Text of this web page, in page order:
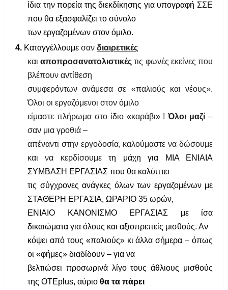
ίδια την πορεία της διεκδίκησης για υπογραφή ΣΣΕ
που θα εξασφαλίζει το σύνολο
των εργαζομένων στον όμιλο.
4. Καταγγέλλουμε σαν διαιρετικές
καιαποπροσανατολιστικές τις φωνές εκείνες που
βλέπουν αντίθεση
συμφερόντων ανάμεσα σε «παλιούς και νέους».
Όλοι οι εργαζόμενοι στον όμιλο
είμαστε πλήρωμα στο ίδιο «καράβι» !Όλοι μαζί –
σαν μια γροθιά –
απέναντι στην εργοδοσία, καλούμαστε να δώσουμε
και να κερδίσουμετη μάχη για ΜΙΑ ΕΝΙΑΙΑ
ΣΥΜΒΑΣΗ ΕΡΓΑΣΙΑΣ που θα καλύπτει
τις σύγχρονες ανάγκες όλων των εργαζομένων με
ΣΤΑΘΕΡΗ ΕΡΓΑΣΙΑ, ΩΡΑΡΙΟ 35 ωρών,
ΕΝΙΑΙΟ ΚΑΝΟΝΙΣΜΟ ΕΡΓΑΣΙΑΣ με ίσα
δικαιώματα για όλους και αξιοπρεπείς μισθούς. Αν
κόψει από τους «παλιούς» κι άλλα σήμερα – όπως
οι «φήμες» διαδίδουν – για να
βελτιώσει προσωρινά λίγο τους άθλιους μισθούς
της OTEplus, αύριο θα τα πάρει